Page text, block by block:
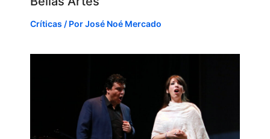
Críticas / PorJosé Noé Mercado